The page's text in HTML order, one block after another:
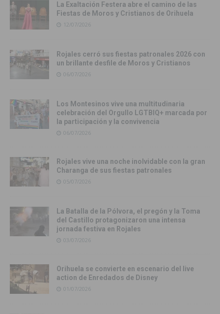
La Exaltación Festera abre el camino de las
Fiestas de Moros y Cristianos de Orihuela
12/07/2026
Rojales cerró sus fiestas patronales 2026 con
un brillante desfile de Moros y Cristianos
06/07/2026
Los Montesinos vive una multitudinaria
celebración del Orgullo LGTBIQ+ marcada por
la participación y la convivencia
06/07/2026
Rojales vive una noche inolvidable con la gran
Charanga de sus fiestas patronales
05/07/2026
La Batalla de la Pólvora, el pregón y la Toma
del Castillo protagonizaron una intensa
jornada festiva en Rojales
03/07/2026
Orihuela se convierte en escenario del live
action de Enredados de Disney
01/07/2026